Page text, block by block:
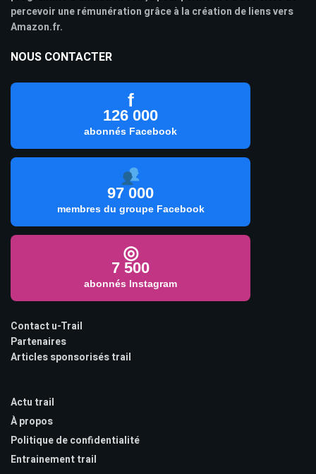
percevoir une rémunération grâce à la création de liens vers
Amazon.fr.
NOUS CONTACTER
f
126 000
abonnés Facebook
97 000
membres du groupe Facebook
◎
7 500
abonnés Instagram
Contact u-Trail
Partenaires
Articles sponsorisés trail
Actu trail
À propos
Politique de confidentialité
Entrainement trail